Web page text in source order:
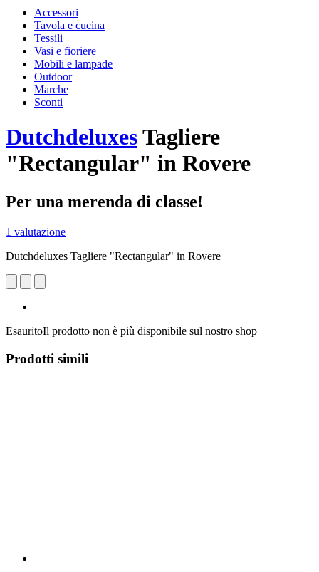
Accessori
Tavola e cucina
Tessili
Vasi e fioriere
Mobili e lampade
Outdoor
Marche
Sconti
DutchdeluxesTagliere
"Rectangular" in Rovere
Per una merenda di classe!
1 valutazione
Dutchdeluxes Tagliere "Rectangular" in Rovere
EsauritoIl prodotto non è più disponibile sul nostro shop
Prodotti simili